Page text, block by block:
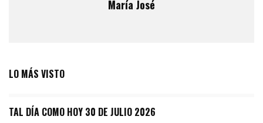
María José
LO MÁS VISTO
TAL DÍA COMO HOY 30 DE JULIO 2026